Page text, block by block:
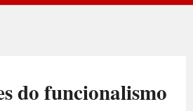
do funcionalismo